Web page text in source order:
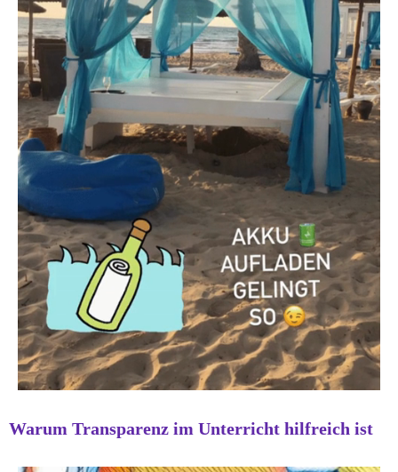
Warum Transparenz im Unterricht hilfreich ist